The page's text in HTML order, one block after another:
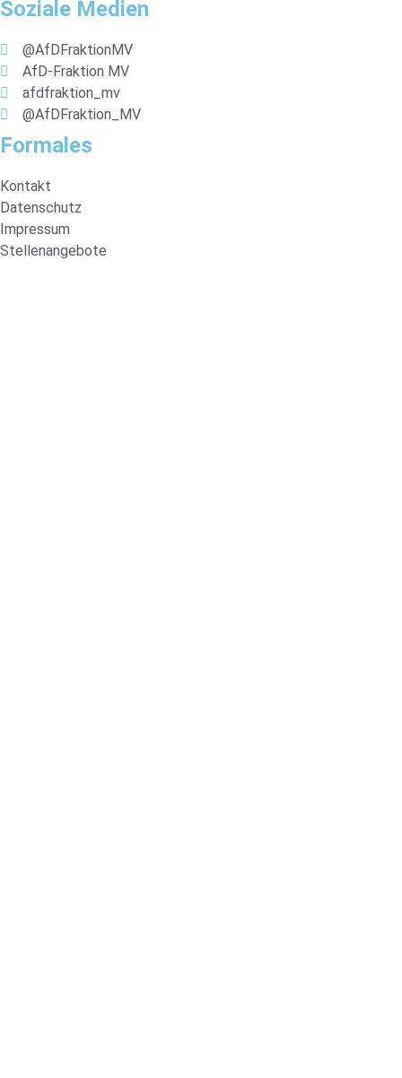
Soziale Medien
@AfDFraktionMV
AfD-Fraktion MV
afdfraktion_mv
@AfDFraktion_MV
Formales
Kontakt
Datenschutz
Impressum
Stellenangebote